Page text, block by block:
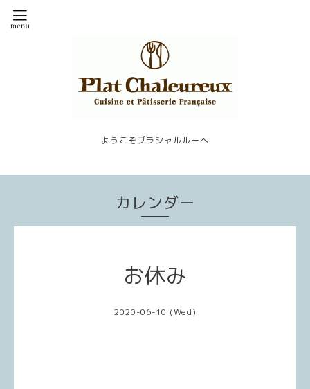
ようこそプラシャルルーへ
カレンダー
お休み
2020-06-10 (Wed)